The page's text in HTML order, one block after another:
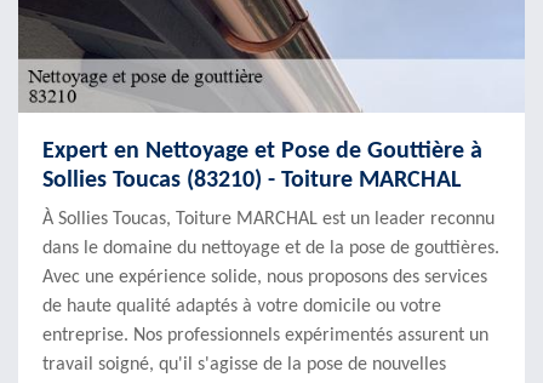
Expert en Nettoyage et Pose de Gouttière à
Sollies Toucas (83210) - Toiture MARCHAL
À Sollies Toucas, Toiture MARCHAL est un leader reconnu
dans le domaine du nettoyage et de la pose de gouttières.
Avec une expérience solide, nous proposons des services
de haute qualité adaptés à votre domicile ou votre
entreprise. Nos professionnels expérimentés assurent un
travail soigné, qu'il s'agisse de la pose de nouvelles